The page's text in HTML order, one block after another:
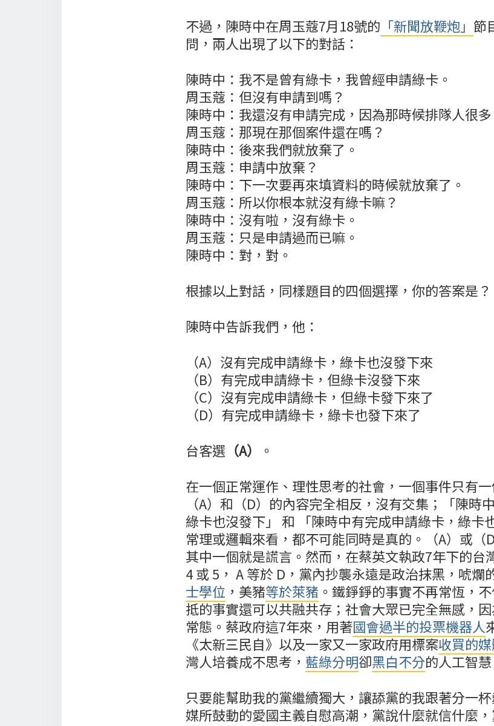
不過，陳時中在周玉蔻7月18號的 「新聞放鞭炮」 節
問，兩人出現了以下的對話：
陳時中：我不是曾有綠卡，我曾經申請綠卡。
周玉蔻：但沒有申請到嗎？
陳時中：我還沒有申請完成，因為那時候排隊人很多
周玉蔻：那現在那個案件還在嗎？
陳時中：後來我們就放棄了。
周玉蔻：申請中放棄？
陳時中：下一次要再來填資料的時候就放棄了。
周玉蔻：所以你根本就沒有綠卡嘛？
陳時中：沒有啦，沒有綠卡。
周玉蔻：只是申請過而已嘛。
陳時中：對，對。
根據以上對話，同樣題目的四個選擇，你的答案是？
陳時中告訴我們，他：
（A）沒有完成申請綠卡，綠卡也沒發下來
（B）有完成申請綠卡，但綠卡沒發下來
（C）沒有完成申請綠卡，但綠卡發下來了
（D）有完成申請綠卡，綠卡也發下來了
台客選 （A）
。
在一個正常運作、理性思考的社會，一個事件只有
（A）和（D）的內容完全相反，沒有交集；「陳時
綠卡也沒發下」 和 「陳時中有完成申請綠卡，綠卡
常理或邏輯來看，都不可能同時是真的。（A）或（
其中一個就是謊言。然而，在蔡英文執政7年下的台
4 或 5， A 等於 D，黨內抄襲永遠是政治抹黑，唬爛
士學位 ，美豬等於萊豬 。鐵錚錚的事實不再常恆，
抵的事實還可以共融共存；社會大眾已完全無感，
常態。蔡政府這7年來，用著國會過半的投票機器人
《太新三民自》以及一家又一家政府用標案收買的
灣人培養成不思考， 藍綠分明卻黑白不分的人工智
只要能幫助我的黨繼續獨大，讓舔黨的我跟著分一
媒所鼓動的愛國主義自慰高潮，黨說什麼就信什麼